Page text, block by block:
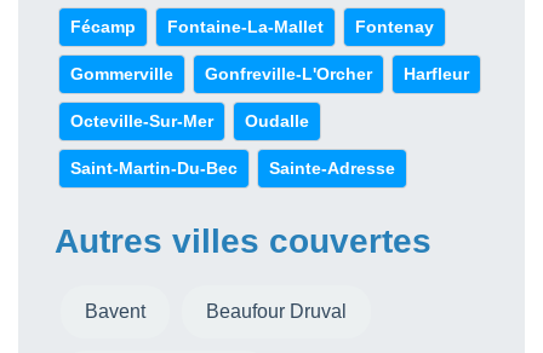
Fécamp Fontaine-La-Mallet Fontenay
Gommerville Gonfreville-L'Orcher Harfleur
Octeville-Sur-Mer Oudalle
Saint-Martin-Du-Bec Sainte-Adresse
Autres villes couvertes
Bavent Beaufour Druval